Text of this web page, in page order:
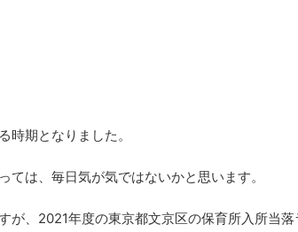
時期となりました。
ては、毎日気が気ではないかと思います。
が、2021年度の東京都文京区の保育所入所当